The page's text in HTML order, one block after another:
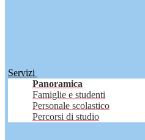
Servizi
Panoramica
Famiglie e studenti
Personale scolastico
Percorsi di studio